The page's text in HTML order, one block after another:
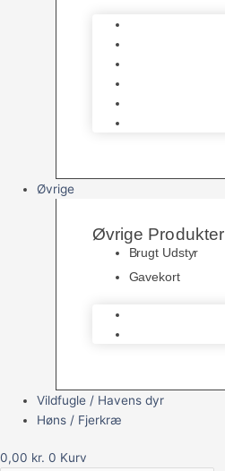
Øvrige
Øvrige Produkter
Brugt Udstyr
Gavekort
Vildfugle / Havens dyr
Høns / Fjerkræ
0,00 kr. 0 Kurv